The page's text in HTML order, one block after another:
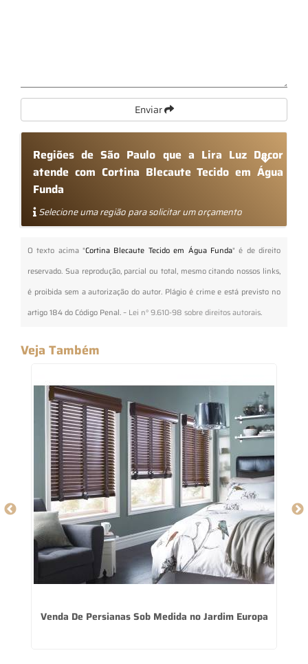
Enviar
Regiões de São Paulo que a Lira Luz Decor
atende com Cortina Blecaute Tecido em Água
Funda
Selecione uma região para solicitar um orçamento
O texto acima "Cortina Blecaute Tecido em Água Funda" é de direito
reservado. Sua reprodução, parcial ou total, mesmo citando nossos links,
é proibida sem a autorização do autor. Plágio é crime e está previsto no
artigo 184 do Código Penal. – Lei n° 9.610-98 sobre direitos autorais.
Veja Também
Venda De Persianas Sob Medida no Jardim Europa